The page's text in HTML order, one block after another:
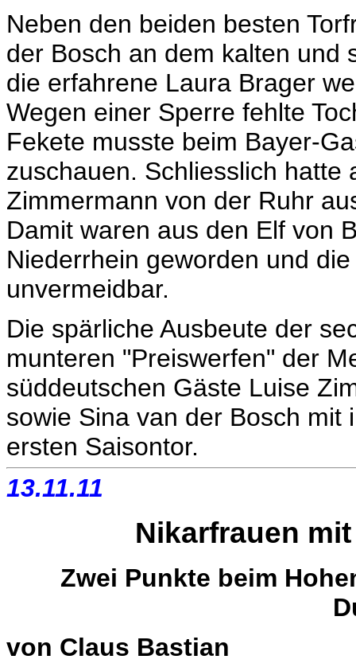
Neben den beiden besten
der Bosch an dem kalten und
die erfahrene Laura Brager
Wegen einer Sperre fehlte
Fekete musste beim Bayer-
zuschauen. Schliesslich hatte
Zimmermann von der Ruhr
Damit waren aus den Elf von
Niederrhein geworden und
unvermeidbar.
Die spärliche Ausbeute der
munteren "Preiswerfen" der
süddeutschen Gäste Luise
sowie Sina van der Bosch
ersten Saisontor.
13.11.11
Nikarfrauen
Zwei Punkte beim
von Claus Bastian